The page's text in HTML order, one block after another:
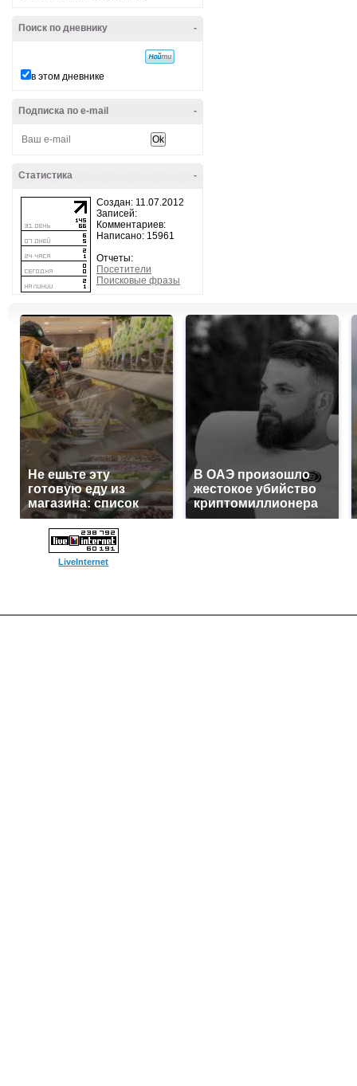
-
Поиск по дневнику
в этом дневнике
-
Подписка по e-mail
-
Статистика
Создан: 11.07.2012
Записей:
Комментариев:
Написано: 15961
Отчеты:
Посетители
Поисковые фразы
Не ешьте эту
готовую еду из
магазина: список
В ОАЭ произошло
жестокое убийство
криптомиллионера
LiveInternet